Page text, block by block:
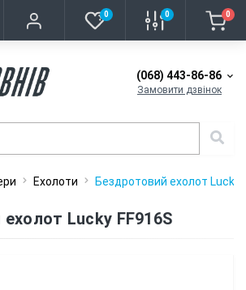
0 0 0
(068) 443-86-86
Замовити дзвінок
Ехолоти Бездротовий еxолот Lucky
Lucky FF916S